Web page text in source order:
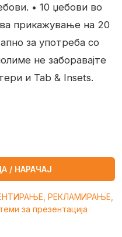
• 10 џебови во
прикажување на 20
за употреба со
не заборавајте
и Tab & Insets.
/ НАРАЧАЈ
РЕКЛАМИРАЊЕ,
за презентација